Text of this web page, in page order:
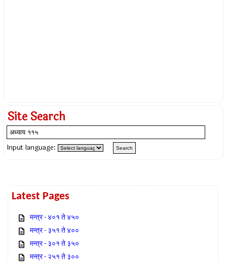
Site Search
Input language:
Latest Pages
मन्त्र - ४०१ ते ४५०
मन्त्र - ३५१ ते ४००
मन्त्र - ३०१ ते ३५०
मन्त्र - २५१ ते ३००